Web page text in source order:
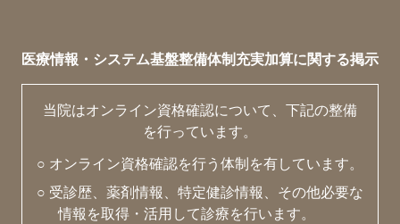
医療情報・システム基盤整備体制充実加算に関する掲示
当院はオンライン資格確認について、下記の整備
を行っています。
○ オンライン資格確認を行う体制を有しています。
○ 受診歴、薬剤情報、特定健診情報、その他必要な
情報を取得・活用して診療を行います。